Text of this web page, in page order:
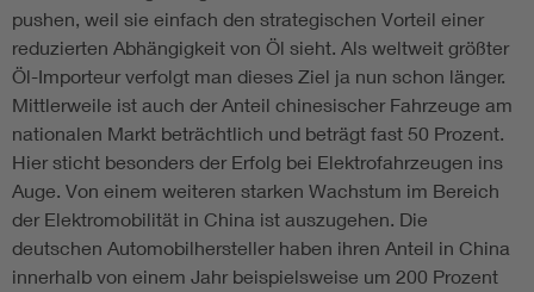
pushen, weil sie einfach den strategischen Vorteil einer
reduzierten Abhängigkeit von Öl sieht. Als weltweit größter
Öl-Importeur verfolgt man dieses Ziel ja nun schon länger.
Mittlerweile ist auch der Anteil chinesischer Fahrzeuge am
nationalen Markt beträchtlich und beträgt fast 50 Prozent.
Hier sticht besonders der Erfolg bei Elektrofahrzeugen ins
Auge. Von einem weiteren starken Wachstum im Bereich
der Elektromobilität in China ist auszugehen. Die
deutschen Automobilhersteller haben ihren Anteil in China
innerhalb von einem Jahr beispielsweise um 200 Prozent